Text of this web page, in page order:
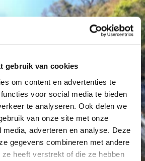
gebruik van cookies
om content en advertenties te
voor social media te bieden
te analyseren. Ook delen we
van onze site met onze
adverteren en analyse. Deze
gegevens combineren met andere
ze heeft verstrekt of die ze hebben
Wetzels